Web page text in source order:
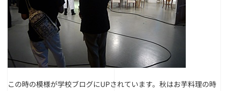
この時の模様が学校ブログにUPされています。秋はお芋料理の時